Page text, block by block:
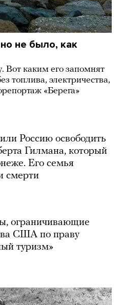
не было, как
Вот каким его запомнят
топлива, электричества,
«Берега»
Россию освободить
Гилмана, который
Его семья
смерти
ограничивающие
США по праву
туризм»